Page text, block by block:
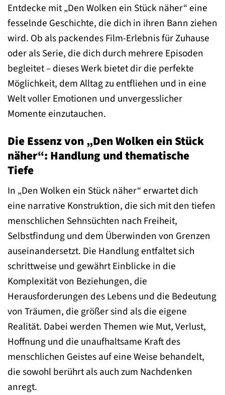
Entdecke mit „Den Wolken ein Stück näher“ eine
fesselnde Geschichte, die dich in ihren Bann ziehen
wird. Ob als packendes Film-Erlebnis für Zuhause
oder als Serie, die dich durch mehrere Episoden
begleitet – dieses Werk bietet dir die perfekte
Möglichkeit, dem Alltag zu entfliehen und in eine
Welt voller Emotionen und unvergesslicher
Momente einzutauchen.
Die Essenz von „Den Wolken ein Stück
näher“: Handlung und thematische
Tiefe
In „Den Wolken ein Stück näher“ erwartet dich
eine narrative Konstruktion, die sich mit den tiefen
menschlichen Sehnsüchten nach Freiheit,
Selbstfindung und dem Überwinden von Grenzen
auseinandersetzt. Die Handlung entfaltet sich
schrittweise und gewährt Einblicke in die
Komplexität von Beziehungen, die
Herausforderungen des Lebens und die Bedeutung
von Träumen, die größer sind als die eigene
Realität. Dabei werden Themen wie Mut, Verlust,
Hoffnung und die unaufhaltsame Kraft des
menschlichen Geistes auf eine Weise behandelt,
die sowohl berührt als auch zum Nachdenken
anregt.